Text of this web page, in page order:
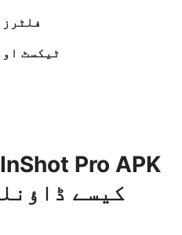
ٹیکسٹ
کیسے